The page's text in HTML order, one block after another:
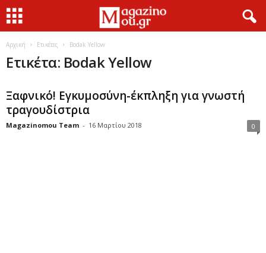
Αρχική Ετικέτες Bodak Yellow
Ετικέτα: Bodak Yellow
Ξαφνικό! Εγκυμοσύνη-έκπληξη για γνωστή
τραγουδίστρια
Magazinomou Team - 16 Μαρτίου 2018 0